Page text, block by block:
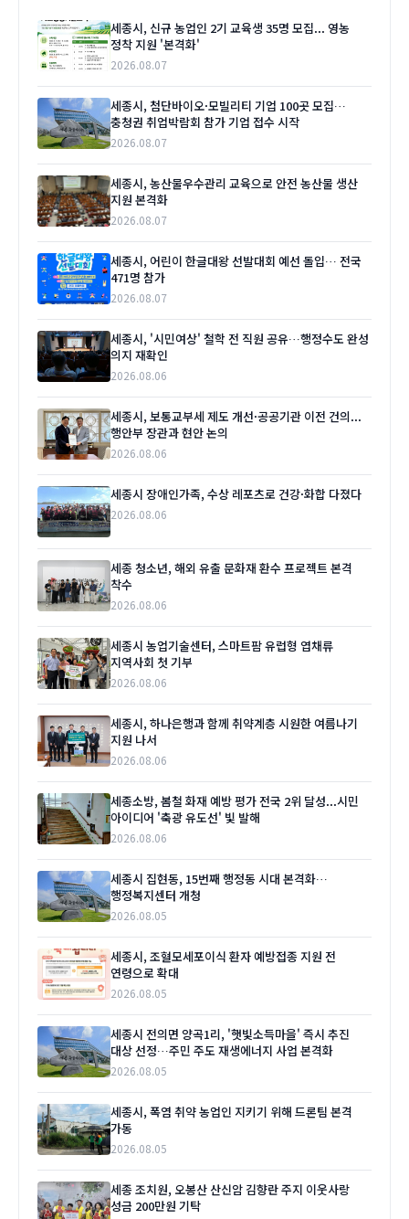
세종시, 신규 농업인 2기 교육생 35명 모집... 영농
정착 지원 '본격화'
2026.08.07
세종시, 첨단바이오·모빌리티 기업 100곳 모집…
충청권 취업박람회 참가 기업 접수 시작
2026.08.07
세종시, 농산물우수관리 교육으로 안전 농산물 생산
지원 본격화
2026.08.07
세종시, 어린이 한글대왕 선발대회 예선 돌입… 전국
471명 참가
2026.08.07
세종시, '시민여상' 철학 전 직원 공유…행정수도 완성
의지 재확인
2026.08.06
세종시, 보통교부세 제도 개선·공공기관 이전 건의...
행안부 장관과 현안 논의
2026.08.06
세종시 장애인가족, 수상 레포츠로 건강·화합 다졌다
2026.08.06
세종 청소년, 해외 유출 문화재 환수 프로젝트 본격
착수
2026.08.06
세종시 농업기술센터, 스마트팜 유럽형 엽채류
지역사회 첫 기부
2026.08.06
세종시, 하나은행과 함께 취약계층 시원한 여름나기
지원 나서
2026.08.06
세종소방, 봄철 화재 예방 평가 전국 2위 달성...시민
아이디어 '축광 유도선' 빛 발해
2026.08.06
세종시 집현동, 15번째 행정동 시대 본격화…
행정복지센터 개청
2026.08.05
세종시, 조혈모세포이식 환자 예방접종 지원 전
연령으로 확대
2026.08.05
세종시 전의면 양곡1리, '햇빛소득마을' 즉시 추진
대상 선정…주민 주도 재생에너지 사업 본격화
2026.08.05
세종시, 폭염 취약 농업인 지키기 위해 드론팀 본격
가동
2026.08.05
세종 조치원, 오봉산 산신암 김향란 주지 이웃사랑
성금 200만원 기탁